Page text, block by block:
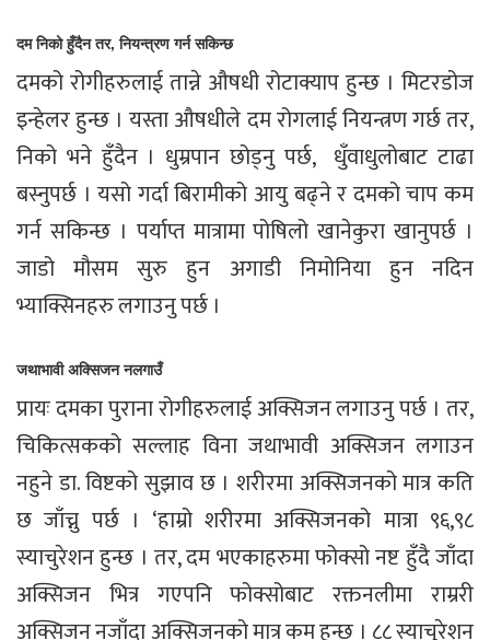
दम निको हुँदैन तर, नियन्त्रण गर्न सकिन्छ
दमको रोगीहरुलाई तान्ने औषधी रोटाक्याप हुन्छ । मिटरडोज
इन्हेलर हुन्छ । यस्ता औषधीले दम रोगलाई नियन्त्रण गर्छ तर,
निको भने हुँदैन । धुम्रपान छोड्नु पर्छ, धुँवाधुलोबाट टाढा
बस्नुपर्छ । यसो गर्दा बिरामीको आयु बढ्ने र दमको चाप कम
गर्न सकिन्छ । पर्याप्त मात्रामा पोषिलो खानेकुरा खानुपर्छ ।
जाडो मौसम सुरु हुन अगाडी निमोनिया हुन नदिन
भ्याक्सिनहरु लगाउनु पर्छ ।
जथाभावी अक्सिजन नलगाउँ
प्रायः दमका पुराना रोगीहरुलाई अक्सिजन लगाउनु पर्छ । तर,
चिकित्सकको सल्लाह विना जथाभावी अक्सिजन लगाउन
नहुने डा. विष्टको सुझाव छ । शरीरमा अक्सिजनको मात्र कति
छ जाँच्नु पर्छ । ‘हाम्रो शरीरमा अक्सिजनको मात्रा ९६,९८
स्याचुरेशन हुन्छ । तर, दम भएकाहरुमा फोक्सो नष्ट हुँदै जाँदा
अक्सिजन भित्र गएपनि फोक्सोबाट रक्तनलीमा राम्ररी
अक्सिजन नजाँदा अक्सिजनको मात्र कम हुन्छ । ८८ स्याचुरेशन